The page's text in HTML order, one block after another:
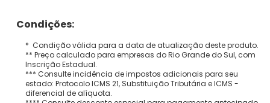
Condições:
* Condição válida para a data de atualização deste produto.
** Preço calculado para empresas do Rio Grande do Sul, com
Inscrição Estadual.
*** Consulte incidência de impostos adicionais para seu
estado: Protocolo ICMS 21, Substituição Tributária e ICMS -
diferencial de alíquota.